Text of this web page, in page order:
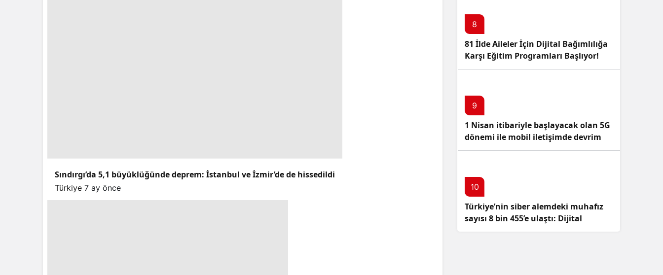
Sındırgı’da 5,1 büyüklüğünde deprem: İstanbul ve İzmir’de de hissedildi
Türkiye 7 ay önce
8
81 İlde Aileler İçin Dijital Bağımlılığa
Karşı Eğitim Programları Başlıyor!
9
1 Nisan itibariyle başlayacak olan 5G
dönemi ile mobil iletişimde devrim
başlıyor!
10
Türkiye’nin siber alemdeki muhafız
sayısı 8 bin 455’e ulaştı: Dijital